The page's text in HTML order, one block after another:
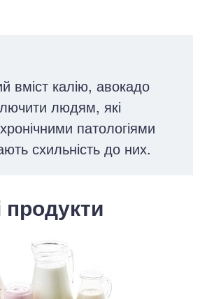
вміст калію, авокадо
людям, які
патологіями
схильність до них.